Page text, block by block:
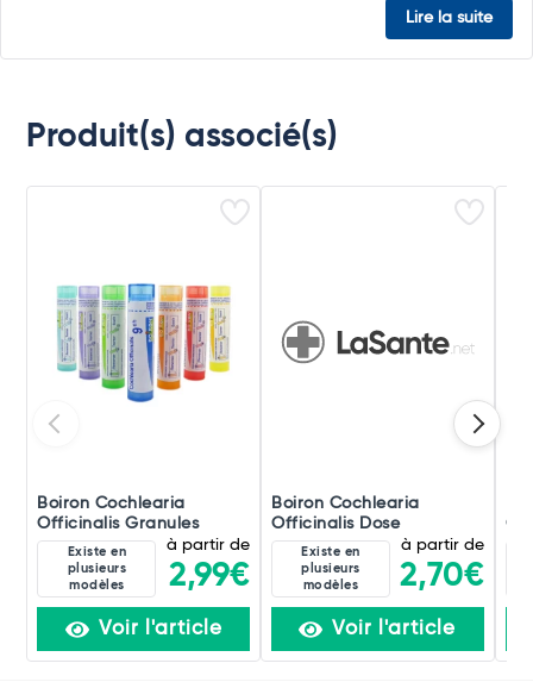
Lire la suite
Produit(s) associé(s)
Boiron Cochlearia
Officinalis Granules
Existe en
plusieurs
modèles
à partir de
2,99€
Voir l'article
Boiron Cochlearia
Officinalis Dose
Existe en
plusieurs
modèles
à partir de
2,70€
Voir l'article